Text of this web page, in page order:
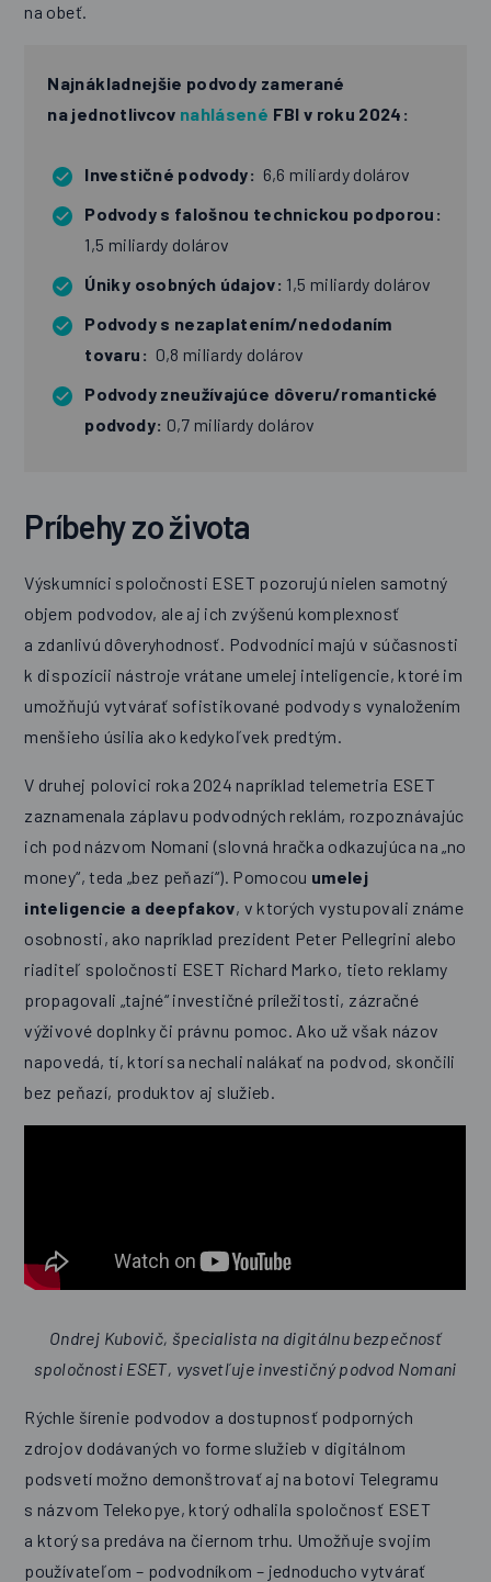
na obeť.
Najnákladnejšie podvody zamerané
na jednotlivcov nahlásené FBI v roku 2024:
Investičné podvody: 6,6 miliardy dolárov
Podvody s falošnou technickou podporou:
1,5 miliardy dolárov
Úniky osobných údajov: 1,5 miliardy dolárov
Podvody s nezaplatením/nedodaním
tovaru: 0,8 miliardy dolárov
Podvody zneužívajúce dôveru/romantické
podvody: 0,7 miliardy dolárov
Príbehy zo života
Výskumníci spoločnosti ESET pozorujú nielen samotný
objem podvodov, ale aj ich zvýšenú komplexnosť
a zdanlivú dôveryhodnosť. Podvodníci majú v súčasnosti
k dispozícii nástroje vrátane umelej inteligencie, ktoré im
umožňujú vytvárať sofistikované podvody s vynaložením
menšieho úsilia ako kedykoľvek predtým.
V druhej polovici roka 2024 napríklad telemetria ESET
zaznamenala záplavu podvodných reklám, rozpoznávajúc
ich pod názvom Nomani (slovná hračka odkazujúca na „no
money“, teda „bez peňazí“). Pomocou umelej
inteligencie a deepfakov, v ktorých vystupovali známe
osobnosti, ako napríklad prezident Peter Pellegrini alebo
riaditeľ spoločnosti ESET Richard Marko, tieto reklamy
propagovali „tajné“ investičné príležitosti, zázračné
výživové doplnky či právnu pomoc. Ako už však názov
napovedá, tí, ktorí sa nechali nalákať na podvod, skončili
bez peňazí, produktov aj služieb.
Ondrej Kubovič, špecialista na digitálnu bezpečnosť
spoločnosti ESET, vysvetľuje investičný podvod Nomani
Rýchle šírenie podvodov a dostupnosť podporných
zdrojov dodávaných vo forme služieb v digitálnom
podsvetí možno demonštrovať aj na botovi Telegramu
s názvom Telekopye, ktorý odhalila spoločnosť ESET
a ktorý sa predáva na čiernom trhu. Umožňuje svojim
používateľom – podvodníkom – jednoducho vytvárať